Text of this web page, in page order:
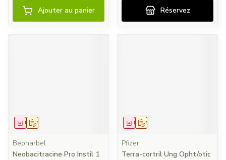
Ajouter au panier Réservez
Sur prescription
Médicament
Bepharbel
Neobacitracine Pro Instil 1
Sur prescription
Médicament
Pfizer
Terra-cortril Ung Opht/otic